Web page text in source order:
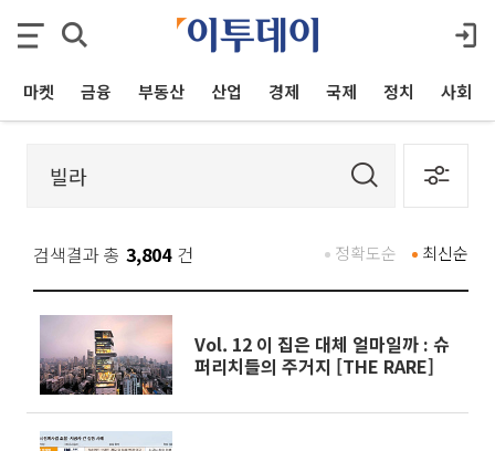
마켓 금융 부동산 산업 경제 국제 정치 사회
검색결과 총 3,804 건 최신순
정확도순
Vol. 12 이 집은 대체 얼마일까 : 슈
퍼리치들의 주거지 [THE RARE]